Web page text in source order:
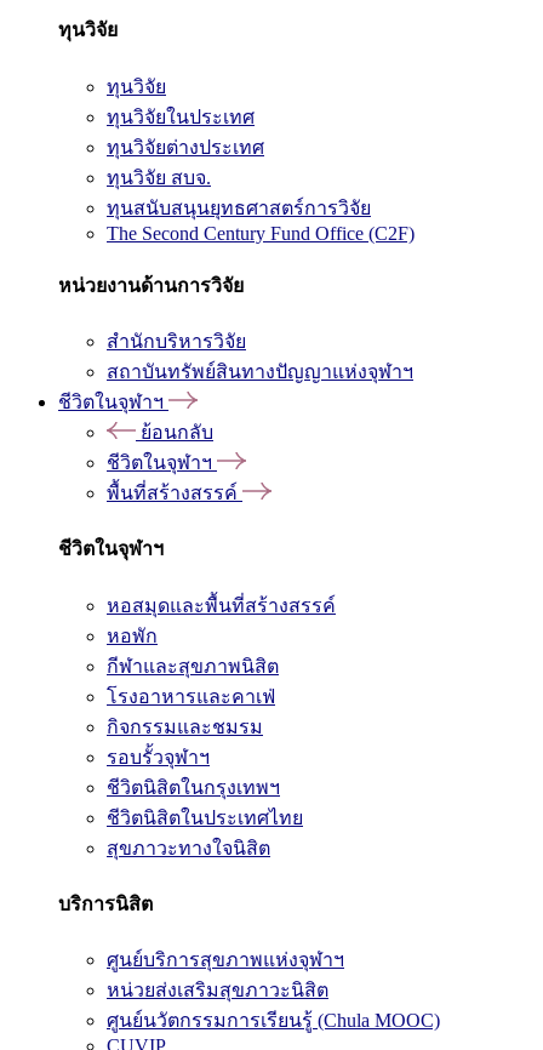
ทุนวิจัย
ทุนวิจัย
ทุนวิจัยในประเทศ
ทุนวิจัยต่างประเทศ
ทุนวิจัย สบจ.
ทุนสนับสนุนยุทธศาสตร์การวิจัย
The Second Century Fund Office (C2F)
หน่วยงานด้านการวิจัย
สำนักบริหารวิจัย
สถาบันทรัพย์สินทางปัญญาแห่งจุฬาฯ
ชีวิตในจุฬาฯ
ย้อนกลับ
ชีวิตในจุฬาฯ
พื้นที่สร้างสรรค์
ชีวิตในจุฬาฯ
หอสมุดและพื้นที่สร้างสรรค์
หอพัก
กีฬาและสุขภาพนิสิต
โรงอาหารและคาเฟ่
กิจกรรมและชมรม
รอบรั้วจุฬาฯ
ชีวิตนิสิตในกรุงเทพฯ
ชีวิตนิสิตในประเทศไทย
สุขภาวะทางใจนิสิต
บริการนิสิต
ศูนย์บริการสุขภาพแห่งจุฬาฯ
หน่วยส่งเสริมสุขภาวะนิสิต
ศูนย์นวัตกรรมการเรียนรู้ (Chula MOOC)